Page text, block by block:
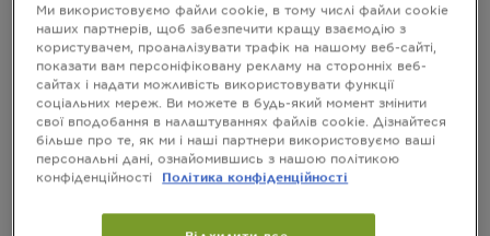
продукції під ТМ Garnier ТА ПЕРЕЛІК РОЗДРІБНИХ
МЕРЕЖ, у яких надається зазначена знижка:
Торговельна мережа «Eva» та
Інтернет-магазин «eva.ua»
Акція діє з 26.10.2023 по 08.11.2023на всій території
України у торговельній мережі EVA (ТОВ «РУШ») та на
сайтіeva.uaза виключенням територій, на яких ведуться
(велись) бойові дії або тимчасово окупованих Російською
Федерацією.
В рамках акції на продукцію ТМ Garnier надаються наступні
знижки:
-13% для тканинних масок.
А також з 09.11.2023 по 29.11.2023:
Ми використовуємо файли cookie, в тому числі файли cookie
наших партнерів, щоб забезпечити кращу взаємодію з
користувачем, проаналізувати трафік на нашому веб-сайті,
показати вам персоніфіковану рекламу на сторонніх веб-
сайтах і надати можливість використовувати функції
соціальних мереж. Ви можете в будь-який момент змінити
свої вподобання в налаштуваннях файлів cookie. Дізнайтеся
більше про те, як ми і наші партнери використовуємо ваші
персональні дані, ознайомившись з нашою політикою
конфіденційності
Політика конфіденційності